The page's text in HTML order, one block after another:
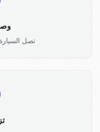
تصل